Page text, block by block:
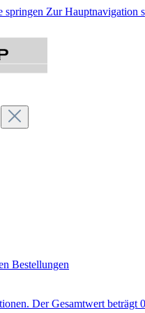
springen Zur Hauptnavigation
Bestellungen
Der Gesamtwert beträgt